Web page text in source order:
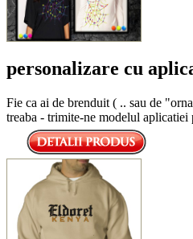
personalizare cu
Fie ca ai de brenduit ( .. sau de
treaba - trimite-ne modelul